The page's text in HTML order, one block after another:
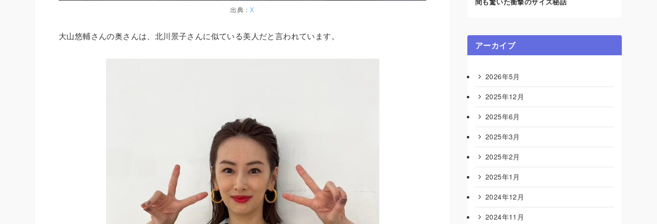
出典：X
大山悠輔さんの奥さんは、北川景子さんに似ている美人だと言われています。
アーカイブ
2026年5月
2025年12月
2025年6月
2025年3月
2025年2月
2025年1月
2024年12月
2024年11月